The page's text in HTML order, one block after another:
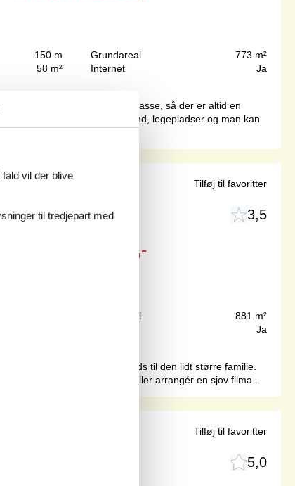
150 m
58 m²
Grundareal
773 m²
Internet
Ja
huset og overdækket terrasse, så der er altid en
kan købes adgang til badeland, legepladser og man kan
3,5
2.280,-
Grundareal
881 m²
Ja
fynske østkyst og har plads til den lidt større familie.
både indenfor og udenfor eller arrangér en sjov filma...
Tilføj til favoritter
5,0
Tilføj til favoritter
vil der blive
til tredjepart med